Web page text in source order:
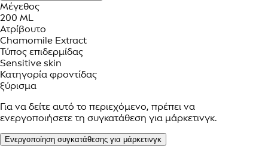
Μέγεθος
200 ML
Ατρίβουτο
Chamomile Extract
Τύπος επιδερμίδας
Sensitive skin
Κατηγορία φροντίδας
ξύρισμα
Για να δείτε αυτό το περιεχόμενο, πρέπει να
ενεργοποιήσετε τη συγκατάθεση για μάρκετινγκ.
Ενεργοποίηση συγκατάθεσης για μάρκετινγκ